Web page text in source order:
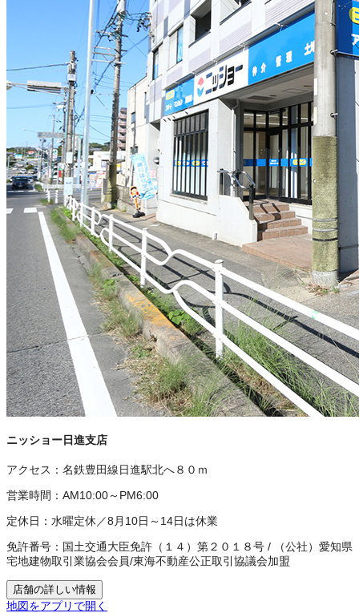
ニッショー日進支店
アクセス： 名鉄豊田線日進駅北へ８０ｍ
営業時間： AM10:00～PM6:00
定休日： 水曜定休／8月10日～14日は休業
免許番号： 国土交通大臣免許（１４）第２０１８号 /
（公社）愛知県
宅地建物取引業協会会員/東海不動産公正取引協議会加盟
店舗の詳しい情報
地図をアプリで開く